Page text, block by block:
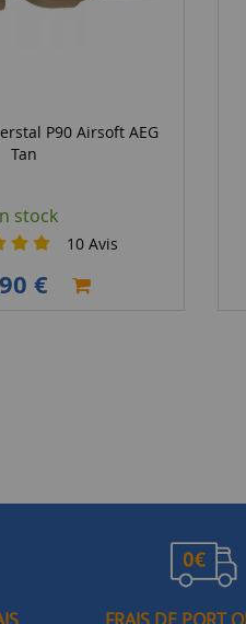
P90 Airsoft AEG
Tan
stock
10 Avis
€